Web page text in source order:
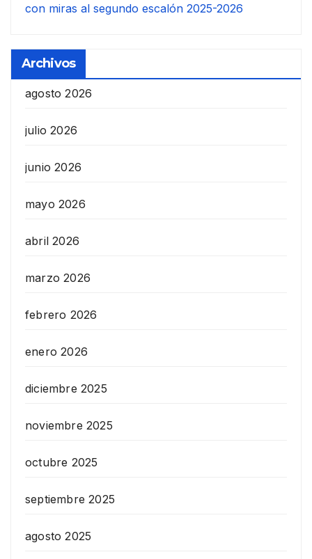
con miras al segundo escalón 2025-2026
Archivos
agosto 2026
julio 2026
junio 2026
mayo 2026
abril 2026
marzo 2026
febrero 2026
enero 2026
diciembre 2025
noviembre 2025
octubre 2025
septiembre 2025
agosto 2025